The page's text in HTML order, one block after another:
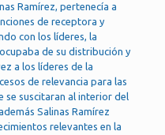
Ramírez, pertenecía a
de receptora y
con los líderes, la
de su distribución y
a los líderes de la
de relevancia para las
se suscitaran al interior del
Salinas Ramírez
relevantes en la